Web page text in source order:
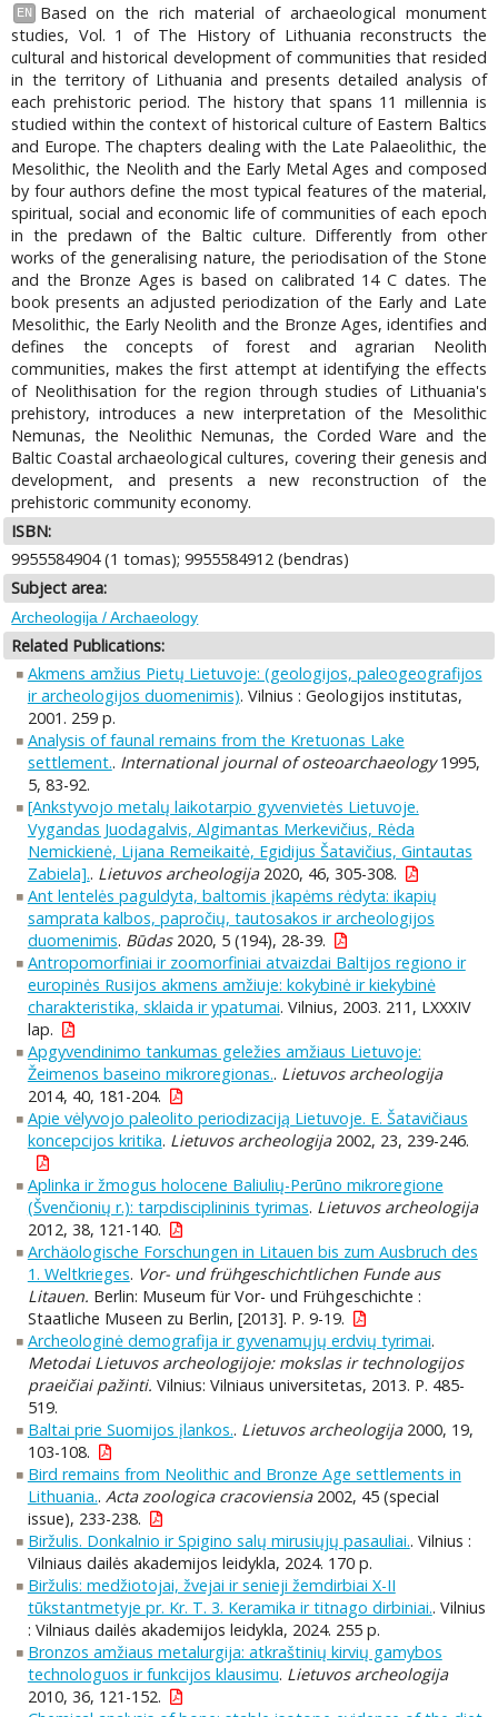
EN
Based on the rich material of archaeological monument
studies, Vol. 1 of The History of Lithuania reconstructs the
cultural and historical development of communities that resided
in the territory of Lithuania and presents detailed analysis of
each prehistoric period. The history that spans 11 millennia is
studied within the context of historical culture of Eastern Baltics
and Europe. The chapters dealing with the Late Palaeolithic, the
Mesolithic, the Neolith and the Early Metal Ages and composed
by four authors define the most typical features of the material,
spiritual, social and economic life of communities of each epoch
in the predawn of the Baltic culture. Differently from other
works of the generalising nature, the periodisation of the Stone
and the Bronze Ages is based on calibrated 14 C dates. The
book presents an adjusted periodization of the Early and Late
Mesolithic, the Early Neolith and the Bronze Ages, identifies and
defines the concepts of forest and agrarian Neolith
communities, makes the first attempt at identifying the effects
of Neolithisation for the region through studies of Lithuania's
prehistory, introduces a new interpretation of the Mesolithic
Nemunas, the Neolithic Nemunas, the Corded Ware and the
Baltic Coastal archaeological cultures, covering their genesis and
development, and presents a new reconstruction of the
prehistoric community economy.
ISBN:
9955584904 (1 tomas); 9955584912 (bendras)
Subject area:
Archeologija / Archaeology
Related Publications:
Akmens amžius Pietų Lietuvoje: (geologijos, paleogeografijos
ir archeologijos duomenimis). Vilnius : Geologijos institutas,
2001. 259 p.
Analysis of faunal remains from the Kretuonas Lake
settlement.. International journal of osteoarchaeology1995,
5, 83-92.
[Ankstyvojo metalų laikotarpio gyvenvietės Lietuvoje.
Vygandas Juodagalvis, Algimantas Merkevičius, Rėda
Nemickienė, Lijana Remeikaitė, Egidijus Šatavičius, Gintautas
Zabiela].. Lietuvos archeologija2020, 46, 305-308.
Ant lentelės paguldyta, baltomis įkapėms rėdyta: ikapių
samprata kalbos, papročių, tautosakos ir archeologijos
duomenimis. Būdas2020, 5 (194), 28-39.
Antropomorfiniai ir zoomorfiniai atvaizdai Baltijos regiono ir
europinės Rusijos akmens amžiuje: kokybinė ir kiekybinė
charakteristika, sklaida ir ypatumai. Vilnius, 2003. 211, LXXXIV
lap.
Apgyvendinimo tankumas geležies amžiaus Lietuvoje:
Žeimenos baseino mikroregionas.. Lietuvos archeologija
2014, 40, 181-204.
Apie vėlyvojo paleolito periodizaciją Lietuvoje. E. Šatavičiaus
koncepcijos kritika. Lietuvos archeologija2002, 23, 239-246.
Aplinka ir žmogus holocene Baliulių-Perūno mikroregione
(Švenčionių r.): tarpdisciplininis tyrimas. Lietuvos archeologija
2012, 38, 121-140.
Archäologische Forschungen in Litauen bis zum Ausbruch des
1. Weltkrieges. Vor- und frühgeschichtlichen Funde aus
Litauen. Berlin: Museum für Vor- und Frühgeschichte :
Staatliche Museen zu Berlin, [2013]. P. 9-19.
Archeologinė demografija ir gyvenamųjų erdvių tyrimai.
Metodai Lietuvos archeologijoje: mokslas ir technologijos
praeičiai pažinti. Vilnius: Vilniaus universitetas, 2013. P. 485-
519.
Baltai prie Suomijos įlankos.. Lietuvos archeologija2000, 19,
103-108.
Bird remains from Neolithic and Bronze Age settlements in
Lithuania.. Acta zoologica cracoviensia2002, 45 (special
issue), 233-238.
Biržulis. Donkalnio ir Spigino salų mirusiųjų pasauliai.. Vilnius :
Vilniaus dailės akademijos leidykla, 2024. 170 p.
Biržulis: medžiotojai, žvejai ir senieji žemdirbiai X-II
tūkstantmetyje pr. Kr. T. 3. Keramika ir titnago dirbiniai.. Vilnius
: Vilniaus dailės akademijos leidykla, 2024. 255 p.
Bronzos amžiaus metalurgija: atkraštinių kirvių gamybos
technologuos ir funkcijos klausimu. Lietuvos archeologija
2010, 36, 121-152.